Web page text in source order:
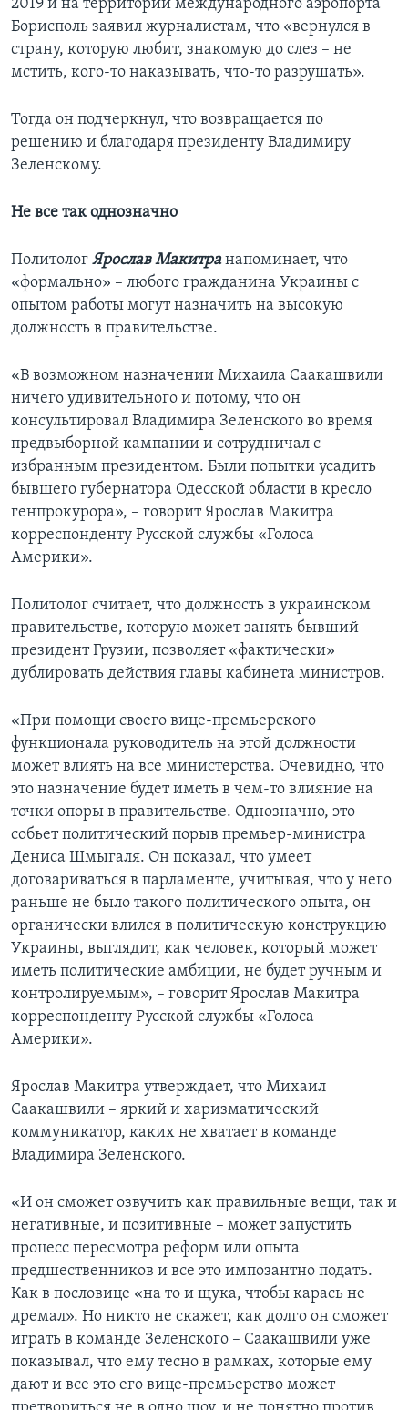
2019 и на территории международного аэропорта
Борисполь заявил журналистам, что «вернулся в
страну, которую любит, знакомую до слез – не
мстить, кого-то наказывать, что-то разрушать».
Тогда он подчеркнул, что возвращается по
решению и благодаря президенту Владимиру
Зеленскому.
Не все так однозначно
Политолог Ярослав Макитранапоминает, что
«формально» – любого гражданина Украины с
опытом работы могут назначить на высокую
должность в правительстве.
«В возможном назначении Михаила Саакашвили
ничего удивительного и потому, что он
консультировал Владимира Зеленского во время
предвыборной кампании и сотрудничал с
избранным президентом. Были попытки усадить
бывшего губернатора Одесской области в кресло
генпрокурора», – говорит Ярослав Макитра
корреспонденту Русской службы «Голоса
Америки».
Политолог считает, что должность в украинском
правительстве, которую может занять бывший
президент Грузии, позволяет «фактически»
дублировать действия главы кабинета министров.
«При помощи своего вице-премьерского
функционала руководитель на этой должности
может влиять на все министерства. Очевидно, что
это назначение будет иметь в чем-то влияние на
точки опоры в правительстве. Однозначно, это
собьет политический порыв премьер-министра
Дениса Шмыгаля. Он показал, что умеет
договариваться в парламенте, учитывая, что у него
раньше не было такого политического опыта, он
органически влился в политическую конструкцию
Украины, выглядит, как человек, который может
иметь политические амбиции, не будет ручным и
контролируемым», – говорит Ярослав Макитра
корреспонденту Русской службы «Голоса
Америки».
Ярослав Макитра утверждает, что Михаил
Саакашвили – яркий и харизматический
коммуникатор, каких не хватает в команде
Владимира Зеленского.
«И он сможет озвучить как правильные вещи, так и
негативные, и позитивные – может запустить
процесс пересмотра реформ или опыта
предшественников и все это импозантно подать.
Как в пословице «на то и щука, чтобы карась не
дремал». Но никто не скажет, как долго он сможет
играть в команде Зеленского – Саакашвили уже
показывал, что ему тесно в рамках, которые ему
дают и все это его вице-премьерство может